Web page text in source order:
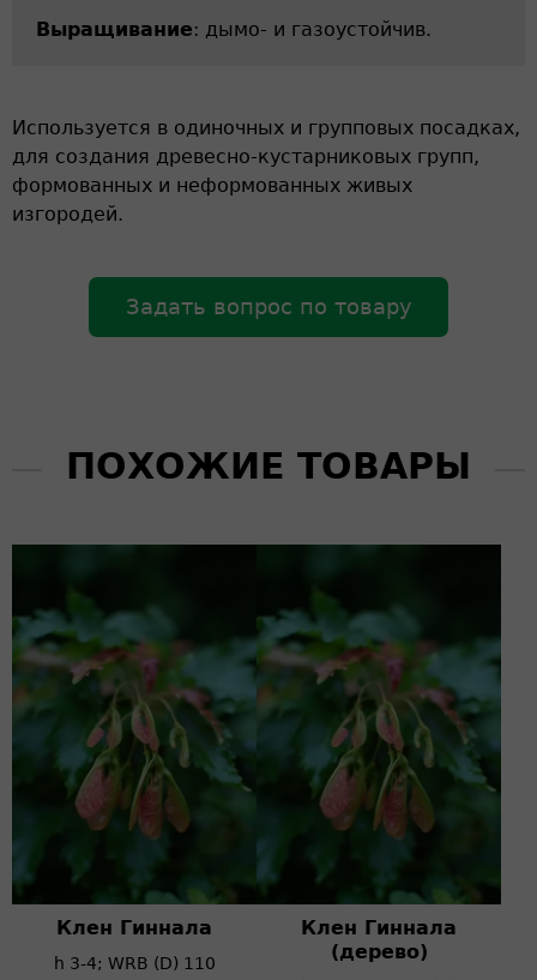
Выращивание: дымо- и газоустойчив.
Используется в одиночных и групповых посадках,
для создания древесно-кустарниковых групп,
формованных и неформованных живых
изгородей.
Задать вопрос по товару
ПОХОЖИЕ ТОВАРЫ
Клен Гиннала
h 3-4; WRB (D) 110
Клен Гиннала
(дерево)